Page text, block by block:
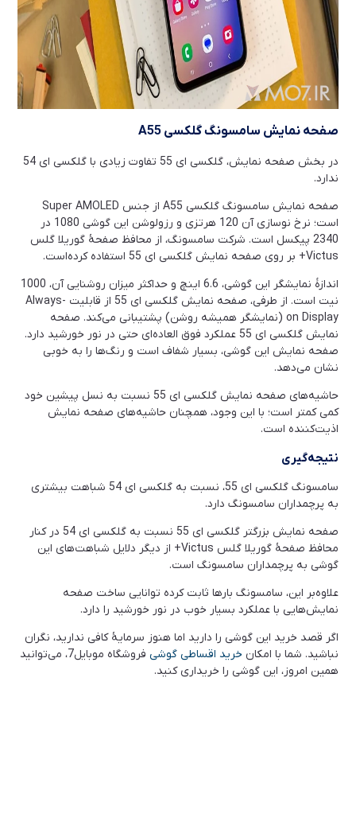
صفحه نمایش سامسونگ گلکسی A55
در بخش صفحه نمایش، گلکسی ای 55 تفاوت زیادی با گلکسی ای 54
ندارد.
صفحه نمایش سامسونگ گلکسی A55 از جنس Super AMOLED
است؛ نرخ نوسازی آن 120 هرتزی و رزولوشن این گوشی 1080 در
2340 پیکسل است. شرکت سامسونگ، از محافظ صفحۀ گوریلا گلس
Victus+ بر روی صفحه نمایش گلکسی ای 55 استفاده کرده‌است.
اندازۀ نمایشگر این گوشی، 6.6 اینچ و حداکثر میزان روشنایی آن، 1000
نیت است. از طرفی، صفحه نمایش گلکسی ای 55 از قابلیت Always-
on Display (نمایشگر همیشه روشن) پشتیبانی می‌کند. صفحه
نمایش گلکسی ای 55 عملکرد فوق العاده‌ای حتی در نور خورشید دارد.
صفحه نمایش این گوشی، بسیار شفاف است و رنگ‌ها را به خوبی
نشان می‌دهد.
حاشیه‌های صفحه نمایش گلکسی ای 55 نسبت به نسل پیشین خود
کمی کمتر است؛ با این وجود، همچنان حاشیه‌های صفحه نمایش
اذیت‌کننده است.
نتیجه‌گیری
سامسونگ گلکسی ای 55، نسبت به گلکسی ای 54 شباهت بیشتری
به پرچمداران سامسونگ دارد.
صفحه نمایش بزرگتر گلکسی ای 55 نسبت به گلکسی ای 54 در کنار
محافظ صفحۀ گوریلا گلس Victus+ از دیگر دلایل شباهت‌های این
گوشی به پرچمداران سامسونگ است.
علاوه‌بر این، سامسونگ بارها ثابت کرده توانایی ساخت صفحه
نمایش‌‌هایی با عملکرد بسیار خوب در نور خورشید را دارد.
اگر قصد خرید این گوشی را دارید اما هنوز سرمایۀ کافی ندارید، نگران
نباشید. شما با امکان خرید اقساطی گوشی
فروشگاه موبایل7، می‌توانید
همین امروز، این گوشی را خریداری کنید.